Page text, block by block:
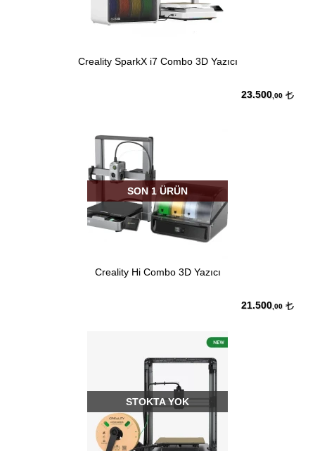
Creality SparkX i7 Combo 3D Yazıcı
23.500 ,00
SON 1 ÜRÜN
Creality Hi Combo 3D Yazıcı
21.500 ,00
STOKTA YOK